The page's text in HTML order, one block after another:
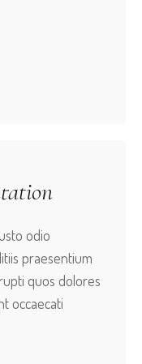
odio
praesentium
quos dolores
occaecati